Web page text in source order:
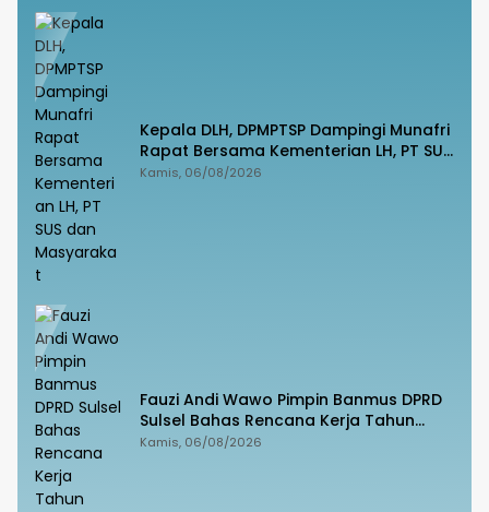
Kepala DLH, DPMPTSP Dampingi Munafri
Rapat Bersama Kementerian LH, PT SUS
dan Masyarakat
Kamis, 06/08/2026
Fauzi Andi Wawo Pimpin Banmus DPRD
Sulsel Bahas Rencana Kerja Tahun
2027
Kamis, 06/08/2026